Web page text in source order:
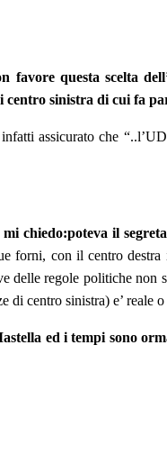
questa scelta
sinistra di cui fa
assicurato che
chiedo:poteva il
forni, con il centro
delle regole politiche
di centro sinistra) e’ reale
ed i tempi sono